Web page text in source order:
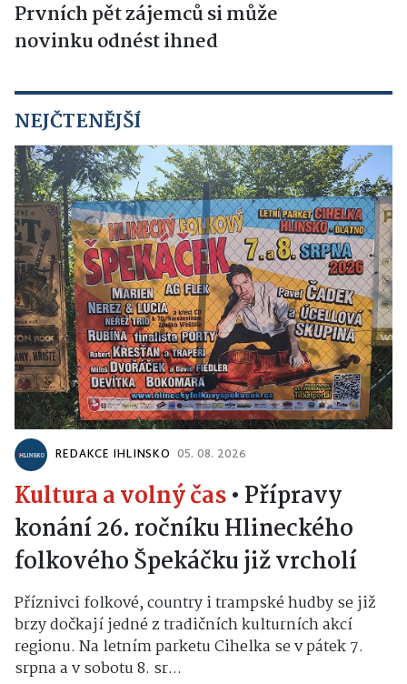
Prvních pět zájemců si může
novinku odnést ihned
NEJČTENĚJŠÍ
REDAKCE IHLINSKO 05. 08. 2026
Kultura a volný čas• Přípravy
konání 26. ročníku Hlineckého
folkového Špekáčku již vrcholí
Příznivci folkové, country i trampské hudby se již
brzy dočkají jedné z tradičních kulturních akcí
regionu. Na letním parketu Cihelka se v pátek 7.
srpna a v sobotu 8. sr...